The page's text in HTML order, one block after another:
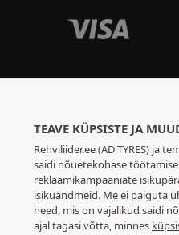
TEAVE KÜPSISTE JA
Rehviliider.ee (AD TYRES) ja
saidi nõuetekohase
reklaamikampaaniate
isikuandmeid. Me ei paiguta
need, mis on vajalikud saidi
ajal tagasi võtta, minnes